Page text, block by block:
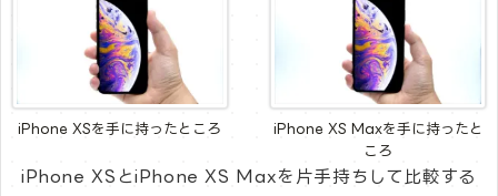
iPhone XSを手に持ったところ
iPhone XS Maxを手に持ったと
ころ
iPhone XSとiPhone XS Maxを片手持ちして比較する